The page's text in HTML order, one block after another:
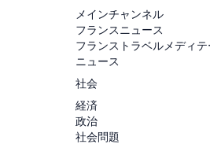
メインチャンネル
フランスニュース
フランストラベルメディ
ニュース
社会
経済
政治
社会問題